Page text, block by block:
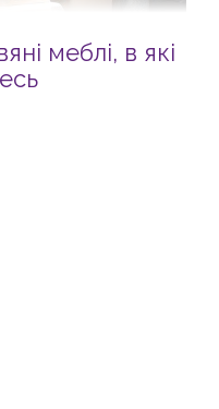
меблі, в які